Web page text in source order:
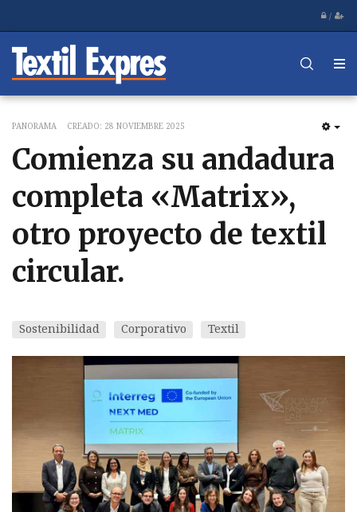
/
PANORAMA CREADO: 28 NOVIEMBRE 2025
Comienza su andadura
completa «Matrix»,
otro proyecto de textil
circular.
Sostenibilidad Corporativo Textil